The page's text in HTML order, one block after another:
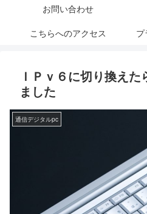
お問い合わせ
こちらへのアクセス
ＩＰｖ６に切り換え
ました
通信デジタルpc